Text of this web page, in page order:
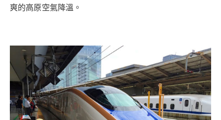
爽的高原空氣降溫。